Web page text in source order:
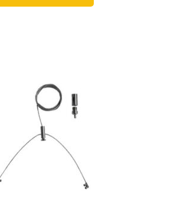
20,98 € 15,97 €.